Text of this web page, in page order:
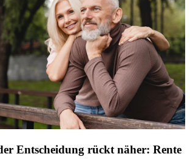
Entscheidung rückt näher: Rente